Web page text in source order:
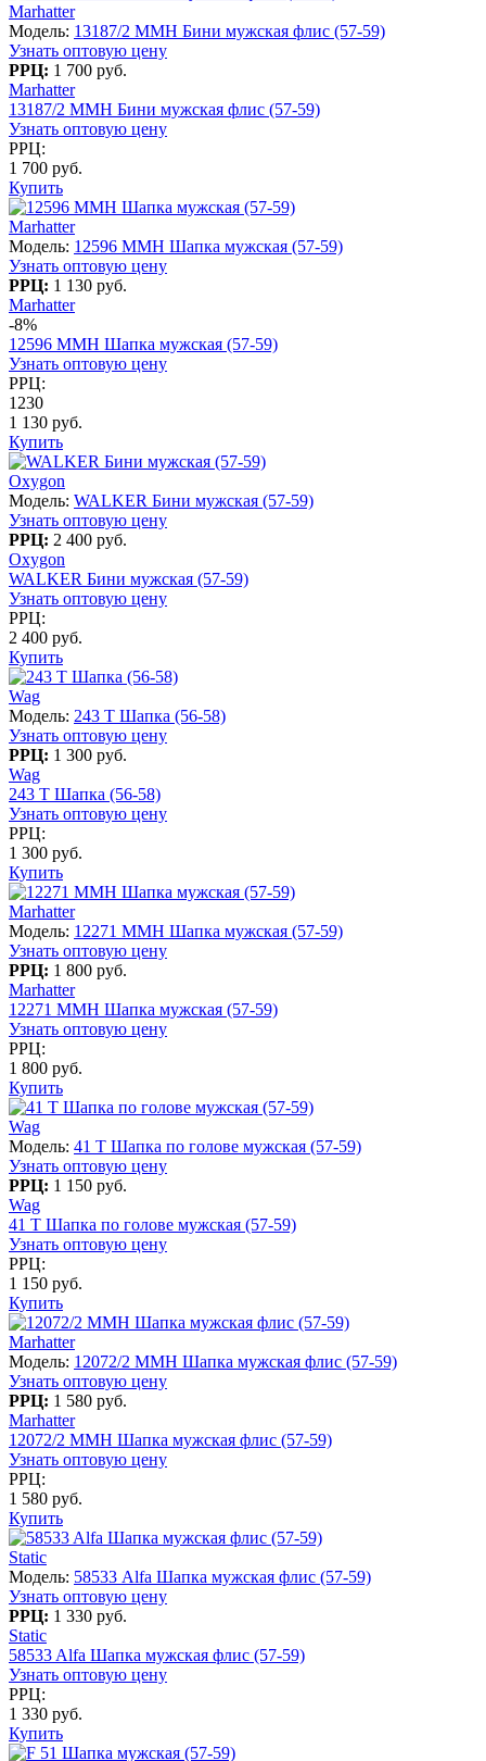
Marhatter
Модель: 13187/2 MMH Бини мужская флис (57-59)
Узнать оптовую цену
РРЦ: 1 700 руб.
Marhatter
13187/2 MMH Бини мужская флис (57-59)
Узнать оптовую цену
РРЦ:
1 700 руб.
Купить
Marhatter
Модель: 12596 MMH Шапка мужская (57-59)
Узнать оптовую цену
РРЦ: 1 130 руб.
Marhatter
-8%
12596 MMH Шапка мужская (57-59)
Узнать оптовую цену
РРЦ:
1230
1 130 руб.
Купить
Oxygon
Модель: WALKER Бини мужская (57-59)
Узнать оптовую цену
РРЦ: 2 400 руб.
Oxygon
WALKER Бини мужская (57-59)
Узнать оптовую цену
РРЦ:
2 400 руб.
Купить
Wag
Модель: 243 T Шапка (56-58)
Узнать оптовую цену
РРЦ: 1 300 руб.
Wag
243 T Шапка (56-58)
Узнать оптовую цену
РРЦ:
1 300 руб.
Купить
Marhatter
Модель: 12271 MMH Шапка мужская (57-59)
Узнать оптовую цену
РРЦ: 1 800 руб.
Marhatter
12271 MMH Шапка мужская (57-59)
Узнать оптовую цену
РРЦ:
1 800 руб.
Купить
Wag
Модель: 41 T Шапка по голове мужская (57-59)
Узнать оптовую цену
РРЦ: 1 150 руб.
Wag
41 T Шапка по голове мужская (57-59)
Узнать оптовую цену
РРЦ:
1 150 руб.
Купить
Marhatter
Модель: 12072/2 MMH Шапка мужская флис (57-59)
Узнать оптовую цену
РРЦ: 1 580 руб.
Marhatter
12072/2 MMH Шапка мужская флис (57-59)
Узнать оптовую цену
РРЦ:
1 580 руб.
Купить
Static
Модель: 58533 Alfa Шапка мужская флис (57-59)
Узнать оптовую цену
РРЦ: 1 330 руб.
Static
58533 Alfa Шапка мужская флис (57-59)
Узнать оптовую цену
РРЦ:
1 330 руб.
Купить